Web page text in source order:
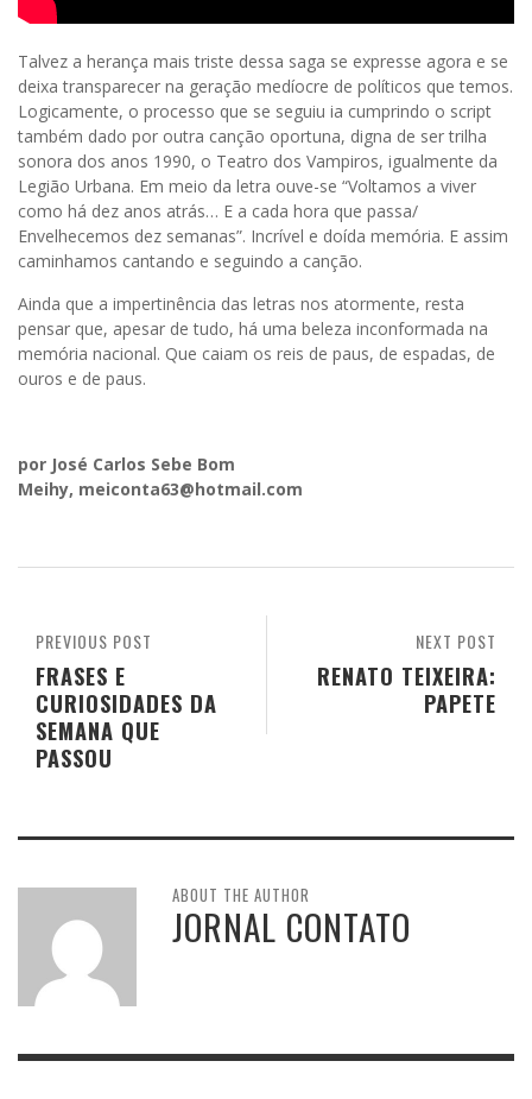
Talvez a herança mais triste dessa saga se expresse agora e se
deixa transparecer na geração medíocre de políticos que temos.
Logicamente, o processo que se seguiu ia cumprindo o script
também dado por outra canção oportuna, digna de ser trilha
sonora dos anos 1990, o Teatro dos Vampiros, igualmente da
Legião Urbana. Em meio da letra ouve-se “Voltamos a viver
como há dez anos atrás… E a cada hora que passa/
Envelhecemos dez semanas”. Incrível e doída memória. E assim
caminhamos cantando e seguindo a canção.
Ainda que a impertinência das letras nos atormente, resta
pensar que, apesar de tudo, há uma beleza inconformada na
memória nacional. Que caiam os reis de paus, de espadas, de
ouros e de paus.
por José Carlos Sebe Bom
Meihy, meiconta63@hotmail.com
NEXT POST
RENATO TEIXEIRA:
PAPETE
PREVIOUS POST
FRASES E
CURIOSIDADES DA
SEMANA QUE
PASSOU
ABOUT THE AUTHOR
JORNAL CONTATO